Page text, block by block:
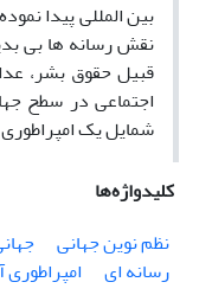
بین المللی پیدا
نقش رسانه ها بی
قبیل حقوق بشر،
اجتماعی در سطح
شمایل یک
کلیدواژه‌ها
نظم نوین جهانی
رسانه ای
امپراطوری